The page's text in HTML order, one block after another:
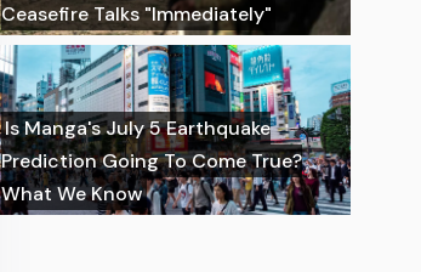
Ceasefire Talks "Immediately"
Is Manga's July 5 Earthquake
Prediction Going To Come True?
What We Know